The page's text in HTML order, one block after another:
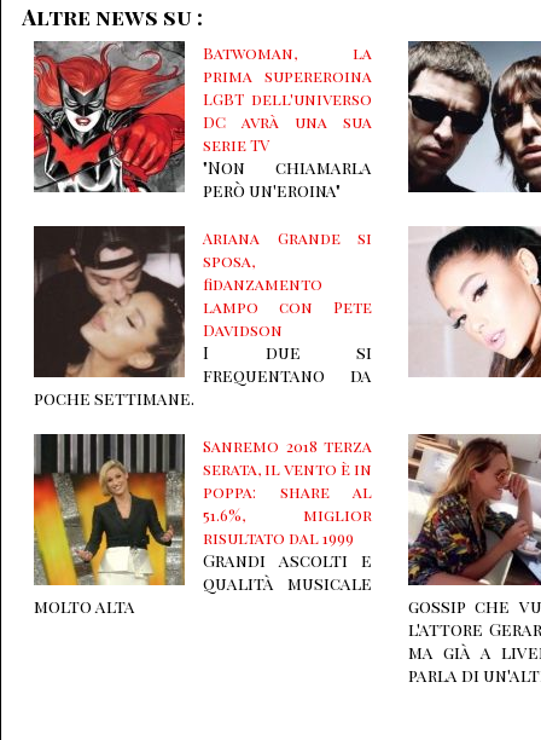
Altre news su :
Batwoman, la
prima supereroina
LGBT dell'universo
DC avrà una sua
serie TV
"Non chiamarla
però un'eroina"
Ariana Grande si
sposa,
fidanzamento
lampo con Pete
Davidson
I due si
frequentano da
poche settimane.
Sanremo 2018 terza
serata, il vento è in
poppa: share al
51.6%, miglior
risultato dal 1999
Grandi ascolti e
qualità musicale
molto alta
gossip che
l'attore
ma già a
parla di